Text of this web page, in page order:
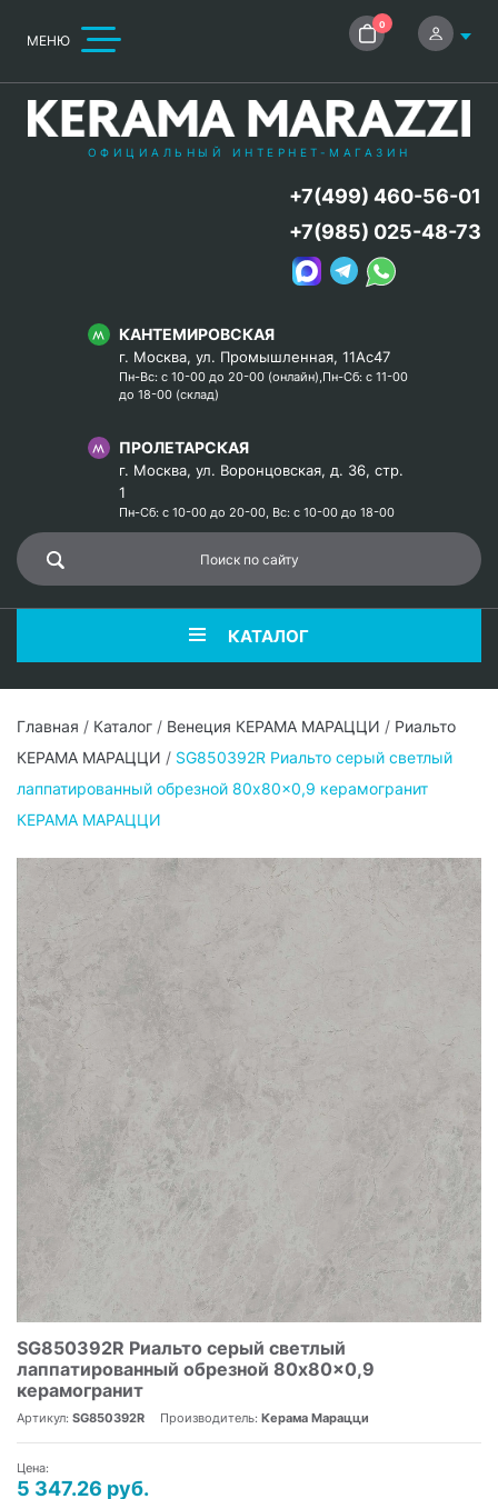
МЕНЮ
0
ОФИЦИАЛЬНЫЙ ИНТЕРНЕТ-МАГАЗИН
КАНТЕМИРОВСКАЯ
г. Москва, ул. Промышленная, 11Ас47
Пн-Вс: с 10-00 до 20-00 (онлайн),Пн-Сб: с 11-00
до 18-00 (склад)
ПРОЛЕТАРСКАЯ
г. Москва, ул. Воронцовская, д. 36, стр.
1
Пн-Сб: с 10-00 до 20-00, Вс: с 10-00 до 18-00
+7(499) 460-56-01
+7(985) 025-48-73
КАТАЛОГ
Главная / Каталог / Венеция КЕРАМА МАРАЦЦИ / Риальто
КЕРАМА МАРАЦЦИ / SG850392R Риальто серый светлый
лаппатированный обрезной 80x80x0,9 керамогранит
КЕРАМА МАРАЦЦИ
SG850392R Риальто серый светлый
лаппатированный обрезной 80x80x0,9
керамогранит
Артикул: SG850392R Производитель: Керама Марацци
Цена:
5 347.26 руб.